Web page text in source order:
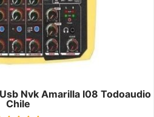
Nvk Amarilla I08 Todoaudio
Chile